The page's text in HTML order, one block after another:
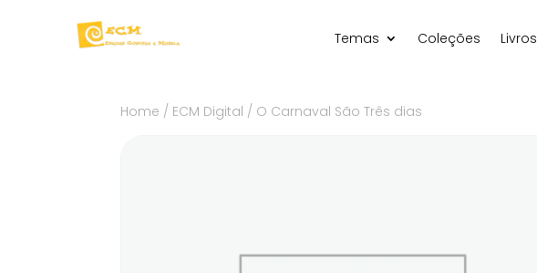
Temas Coleções Livros
Home / ECM Digital / O Carnaval São Três dias